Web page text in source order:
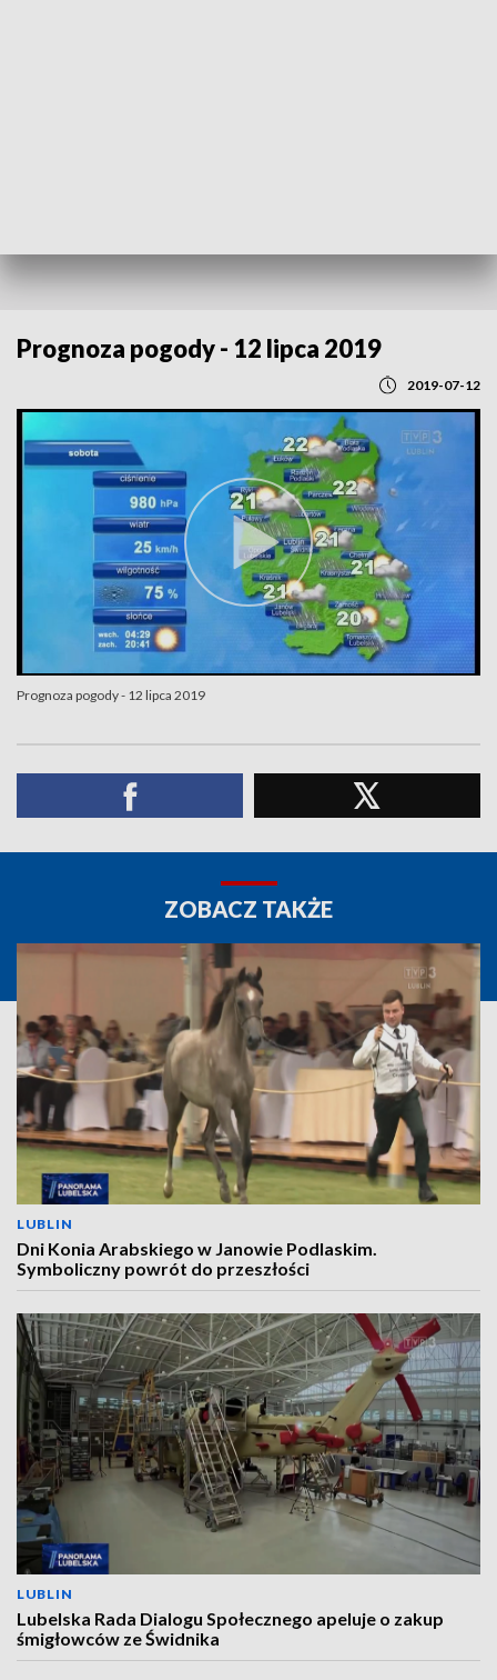
Prognoza pogody - 12 lipca 2019
2019-07-12
Prognoza pogody - 12 lipca 2019
ZOBACZ TAKŻE
LUBLIN
Dni Konia Arabskiego w Janowie Podlaskim.
Symboliczny powrót do przeszłości
LUBLIN
Lubelska Rada Dialogu Społecznego apeluje o zakup
śmigłowców ze Świdnika